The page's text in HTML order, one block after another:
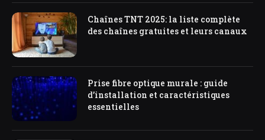
Chaînes TNT 2025: la liste complète
des chaînes gratuites et leurs canaux
Prise fibre optique murale : guide
d’installation et caractéristiques
essentielles